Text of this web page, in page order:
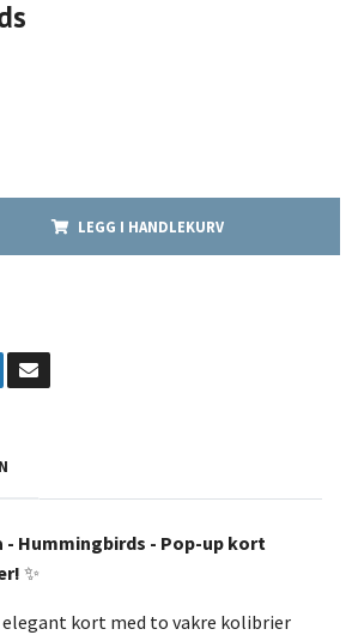
LEGG I HANDLEKURV
- Hummingbirds - Pop-up kort
✨
kort med to vakre kolibrier